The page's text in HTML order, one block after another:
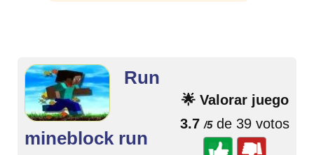
🌟 Valorar juego
3.7 /5de 39 votos
Run
mineblock run